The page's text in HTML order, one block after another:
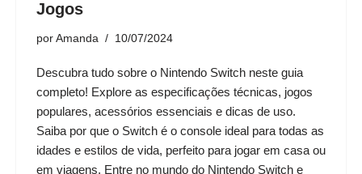
Jogos
por Amanda 10/07/2024
Descubra tudo sobre o Nintendo Switch neste guia
completo! Explore as especificações técnicas, jogos
populares, acessórios essenciais e dicas de uso.
Saiba por que o Switch é o console ideal para todas as
idades e estilos de vida, perfeito para jogar em casa ou
em viagens. Entre no mundo do Nintendo Switch e